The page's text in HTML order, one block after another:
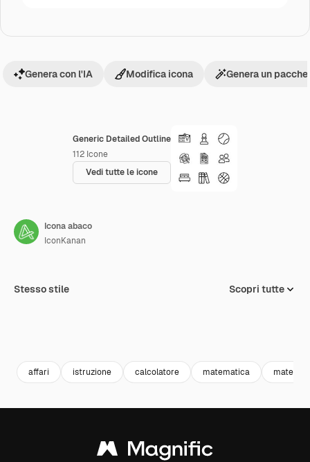
Generic Detailed Outline
112 Icone
Vedi tutte le icone
Genera con l'IA Modifica icona Genera un
Icona abaco
IconKanan
Stesso stile Scopri tutte
affari istruzione calcolatore matematica